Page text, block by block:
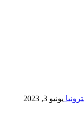
يونيو 3, 2023